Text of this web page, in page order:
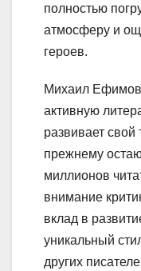
полностью
атмосферу и
героев.
Михаил
активную
развивает свой
прежнему
миллионов
внимание
вклад в
уникальный
других